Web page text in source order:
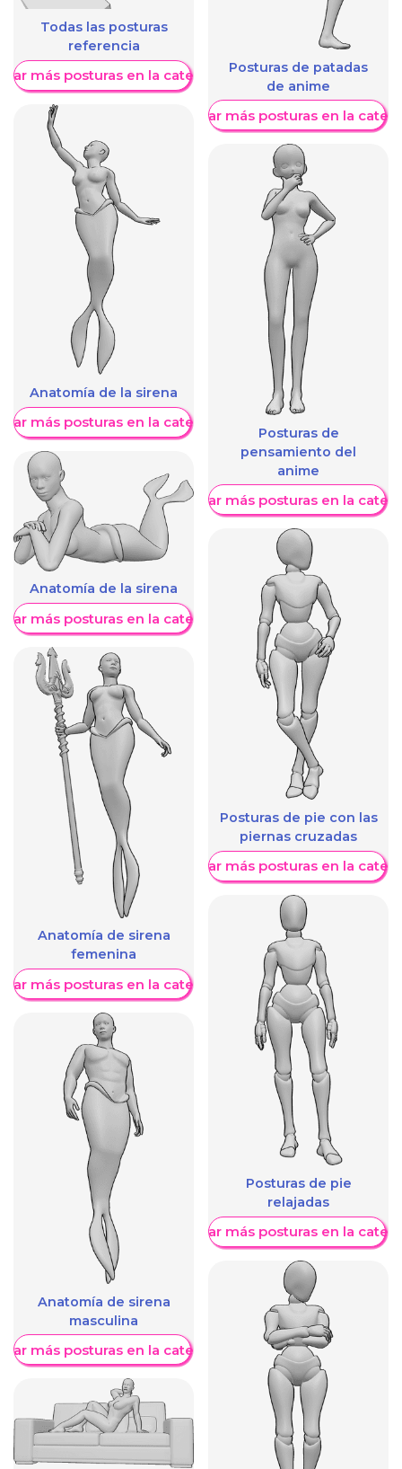
Todas las posturas
referencia
más posturas en la categoría
Anatomía de la sirena
más posturas en la categoría
Anatomía de la sirena
más posturas en la categoría
Anatomía de sirena
femenina
más posturas en la categoría
Anatomía de sirena
masculina
más posturas en la categoría
Posturas de patadas
de anime
Mostrar más posturas en la
Posturas de
pensamiento del
anime
Mostrar más posturas en la
Posturas de pie con las
piernas cruzadas
Mostrar más posturas en la
Posturas de pie
relajadas
Mostrar más posturas en la